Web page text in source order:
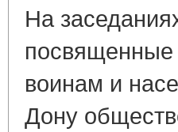
На
воинам и
Дону